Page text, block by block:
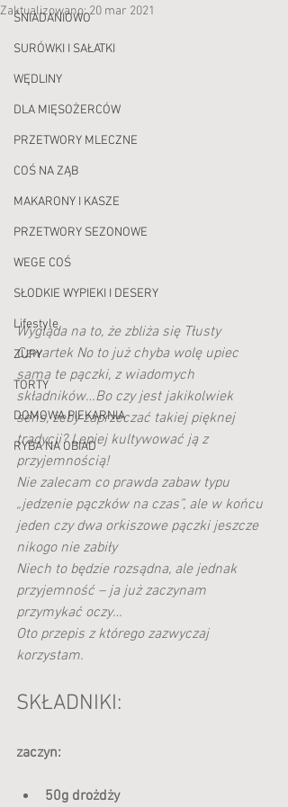
ŚNIADANIOWO
SURÓWKI I SAŁATKI
WĘDLINY
DLA MIĘSOŻERCÓW
PRZETWORY MLECZNE
COŚ NA ZĄB
MAKARONY I KASZE
PRZETWORY SEZONOWE
WEGE COŚ
SŁODKIE WYPIEKI I DESERY
Lifestyle
ZUPY
TORTY
DOMOWA PIEKARNIA
RYBA NA OBIAD
Zaktualizowano:20 mar 2021
Wygląda na to, że zbliża się Tłusty
Czwartek No to już chyba wolę upiec
sama te pączki, z wiadomych
składników…Bo czy jest jakikolwiek
sens, żeby zaprzeczać takiej pięknej
tradycji? Lepiej kultywować ją z
przyjemnością!
Nie zalecam co prawda zabaw typu
„jedzenie pączków na czas”, ale w końcu
jeden czy dwa orkiszowe pączki jeszcze
nikogo nie zabiły
Niech to będzie rozsądna, ale jednak
przyjemność – ja już zaczynam
przymykać oczy…
Oto przepis z którego zazwyczaj
korzystam.
SKŁADNIKI:
zaczyn:
50g drożdży